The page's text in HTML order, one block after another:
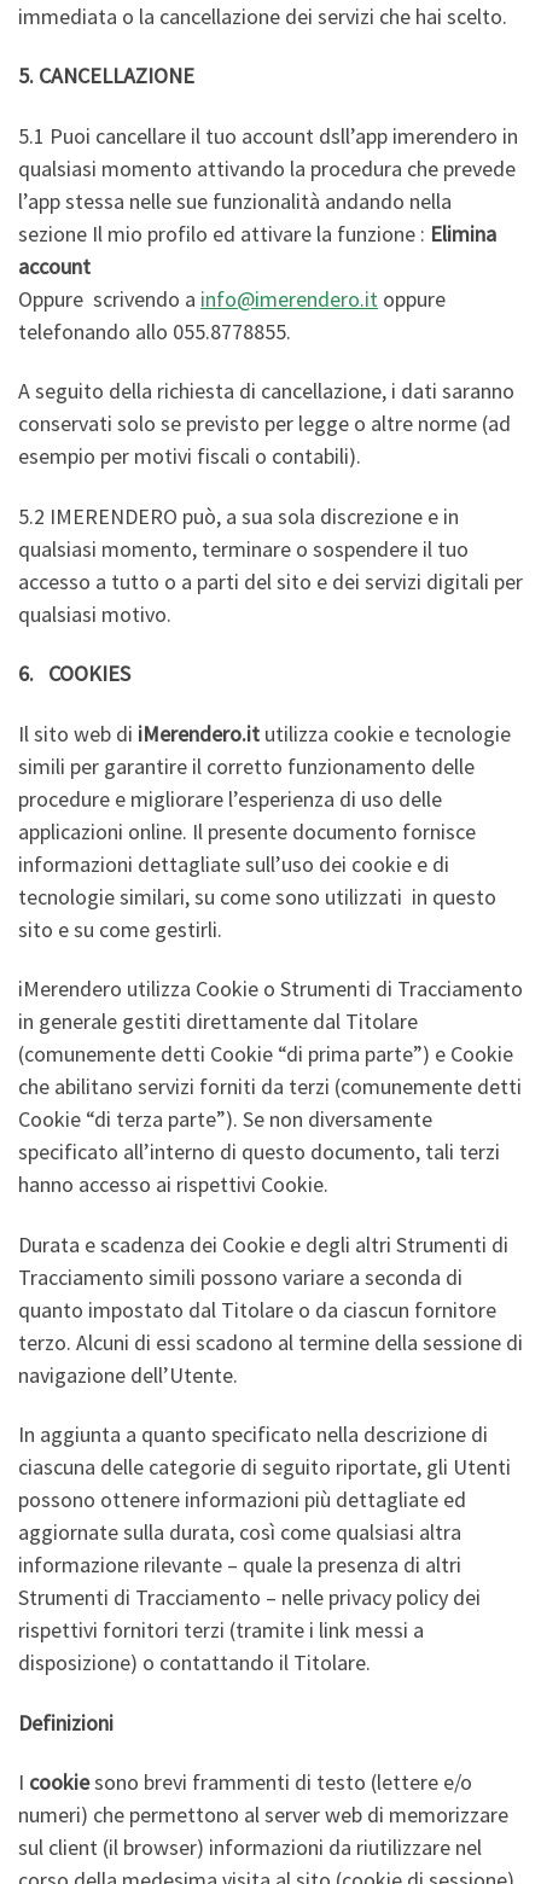
immediata o la cancellazione dei servizi che hai scelto.
5. CANCELLAZIONE
5.1 Puoi cancellare il tuo account dsll’app imerendero in
qualsiasi momento attivando la procedura che prevede
l’app stessa nelle sue funzionalità andando nella
sezione Il mio profilo ed attivare la funzione : Elimina
account
Oppure scrivendo a info@imerendero.it oppure
telefonando allo 055.8778855.
A seguito della richiesta di cancellazione, i dati saranno
conservati solo se previsto per legge o altre norme (ad
esempio per motivi fiscali o contabili).
5.2 IMERENDERO può, a sua sola discrezione e in
qualsiasi momento, terminare o sospendere il tuo
accesso a tutto o a parti del sito e dei servizi digitali per
qualsiasi motivo.
6. COOKIES
Il sito web di iMerendero.it utilizza cookie e tecnologie
simili per garantire il corretto funzionamento delle
procedure e migliorare l’esperienza di uso delle
applicazioni online. Il presente documento fornisce
informazioni dettagliate sull’uso dei cookie e di
tecnologie similari, su come sono utilizzati in questo
sito e su come gestirli.
iMerendero utilizza Cookie o Strumenti di Tracciamento
in generale gestiti direttamente dal Titolare
(comunemente detti Cookie “di prima parte”) e Cookie
che abilitano servizi forniti da terzi (comunemente detti
Cookie “di terza parte”). Se non diversamente
specificato all’interno di questo documento, tali terzi
hanno accesso ai rispettivi Cookie.
Durata e scadenza dei Cookie e degli altri Strumenti di
Tracciamento simili possono variare a seconda di
quanto impostato dal Titolare o da ciascun fornitore
terzo. Alcuni di essi scadono al termine della sessione di
navigazione dell’Utente.
In aggiunta a quanto specificato nella descrizione di
ciascuna delle categorie di seguito riportate, gli Utenti
possono ottenere informazioni più dettagliate ed
aggiornate sulla durata, così come qualsiasi altra
informazione rilevante – quale la presenza di altri
Strumenti di Tracciamento – nelle privacy policy dei
rispettivi fornitori terzi (tramite i link messi a
disposizione) o contattando il Titolare.
Definizioni
I cookiesono brevi frammenti di testo (lettere e/o
numeri) che permettono al server web di memorizzare
sul client (il browser) informazioni da riutilizzare nel